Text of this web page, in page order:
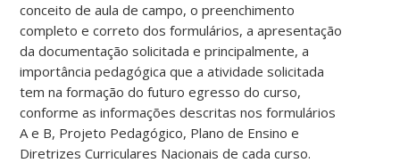
conceito de aula de campo, o preenchimento
completo e correto dos formulários, a apresentação
da documentação solicitada e principalmente, a
importância pedagógica que a atividade solicitada
tem na formação do futuro egresso do curso,
conforme as informações descritas nos formulários
A e B, Projeto Pedagógico, Plano de Ensino e
Diretrizes Curriculares Nacionais de cada curso.